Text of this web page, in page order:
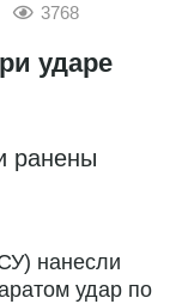
3768
ударе
ранены
нанесли
удар по